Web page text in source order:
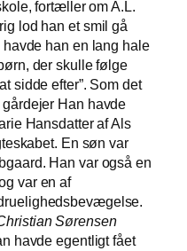
fortæller om A.L.
lod han et smil gå
han en lang hale
der skulle følge
sidde efter”. Som det
Han havde
Hansdatter af Als
En søn var
Han var også en
var en af
Sørensen
havde egentligt fået